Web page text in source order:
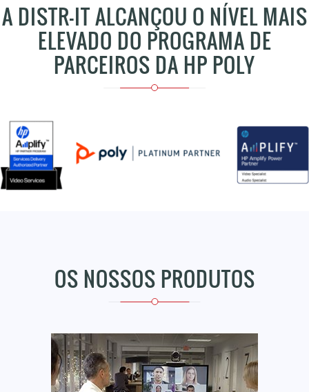
A DISTR-IT ALCANÇOU O NÍVEL MAIS
ELEVADO DO PROGRAMA DE
PARCEIROS DA HP POLY
OS NOSSOS PRODUTOS